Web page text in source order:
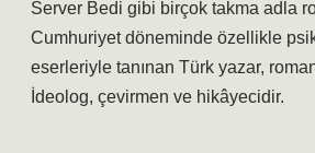
Server Bedi gibi birçok takma adla
Cumhuriyet döneminde özellikle
eserleriyle tanınan Türk yazar,
İdeolog, çevirmen ve hikâyecidir.